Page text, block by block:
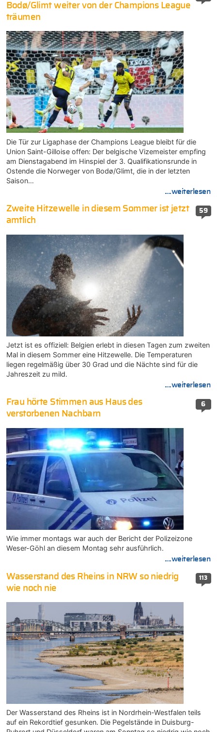
Bodø/Glimt weiter von der Champions League
träumen
Die Tür zur Ligaphase der Champions League bleibt für die
Union Saint-Gilloise offen: Der belgische Vizemeister empfing
am Dienstagabend im Hinspiel der 3. Qualifikationsrunde in
Ostende die Norweger von Bodø/Glimt, die in der letzten
Saison…
....weiterlesen
59
Zweite Hitzewelle in diesem Sommer ist jetzt
amtlich
Jetzt ist es offiziell: Belgien erlebt in diesen Tagen zum zweiten
Mal in diesem Sommer eine Hitzewelle. Die Temperaturen
liegen regelmäßig über 30 Grad und die Nächte sind für die
Jahreszeit zu mild.
....weiterlesen
6
Frau hörte Stimmen aus Haus des
verstorbenen Nachbarn
Wie immer montags war auch der Bericht der Polizeizone
Weser-Göhl an diesem Montag sehr ausführlich.
....weiterlesen
113
Wasserstand des Rheins in NRW so niedrig
wie noch nie
Der Wasserstand des Rheins ist in Nordrhein-Westfalen teils
auf ein Rekordtief gesunken. Die Pegelstände in Duisburg-